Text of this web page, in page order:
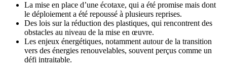
La mise en place d’une écotaxe, qui a été promise mais dont
le déploiement a été repoussé à plusieurs reprises.
Des lois sur la réduction des plastiques, qui rencontrent des
obstacles au niveau de la mise en œuvre.
Les enjeux énergétiques, notamment autour de la transition
vers des énergies renouvelables, souvent perçus comme un
défi intraitable.